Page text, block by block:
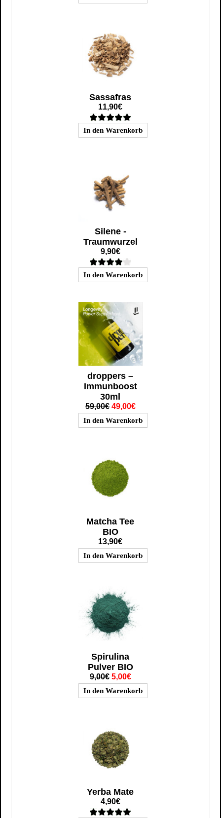
Sassafras
11,90€
Silene -
Traumwurzel
9,90€
droppers –
Immunboost
30ml
59,00€ 49,00€
Matcha Tee
BIO
13,90€
Spirulina
Pulver BIO
9,00€ 5,00€
Yerba Mate
4,90€